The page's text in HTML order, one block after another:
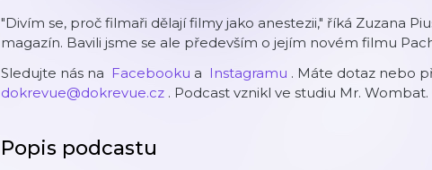
"Divím se, proč filmaři dělají filmy jako anestezii," říká Zuzana
magazín. Bavili jsme se ale především o jejím novém filmu
Sledujte nás na ⁠ Facebooku a ⁠ Instagramu⁠ . Máte dotaz nebo
dokrevue@dokrevue.cz⁠ . ⁠Podcast vznikl ve studiu Mr.
Popis podcastu